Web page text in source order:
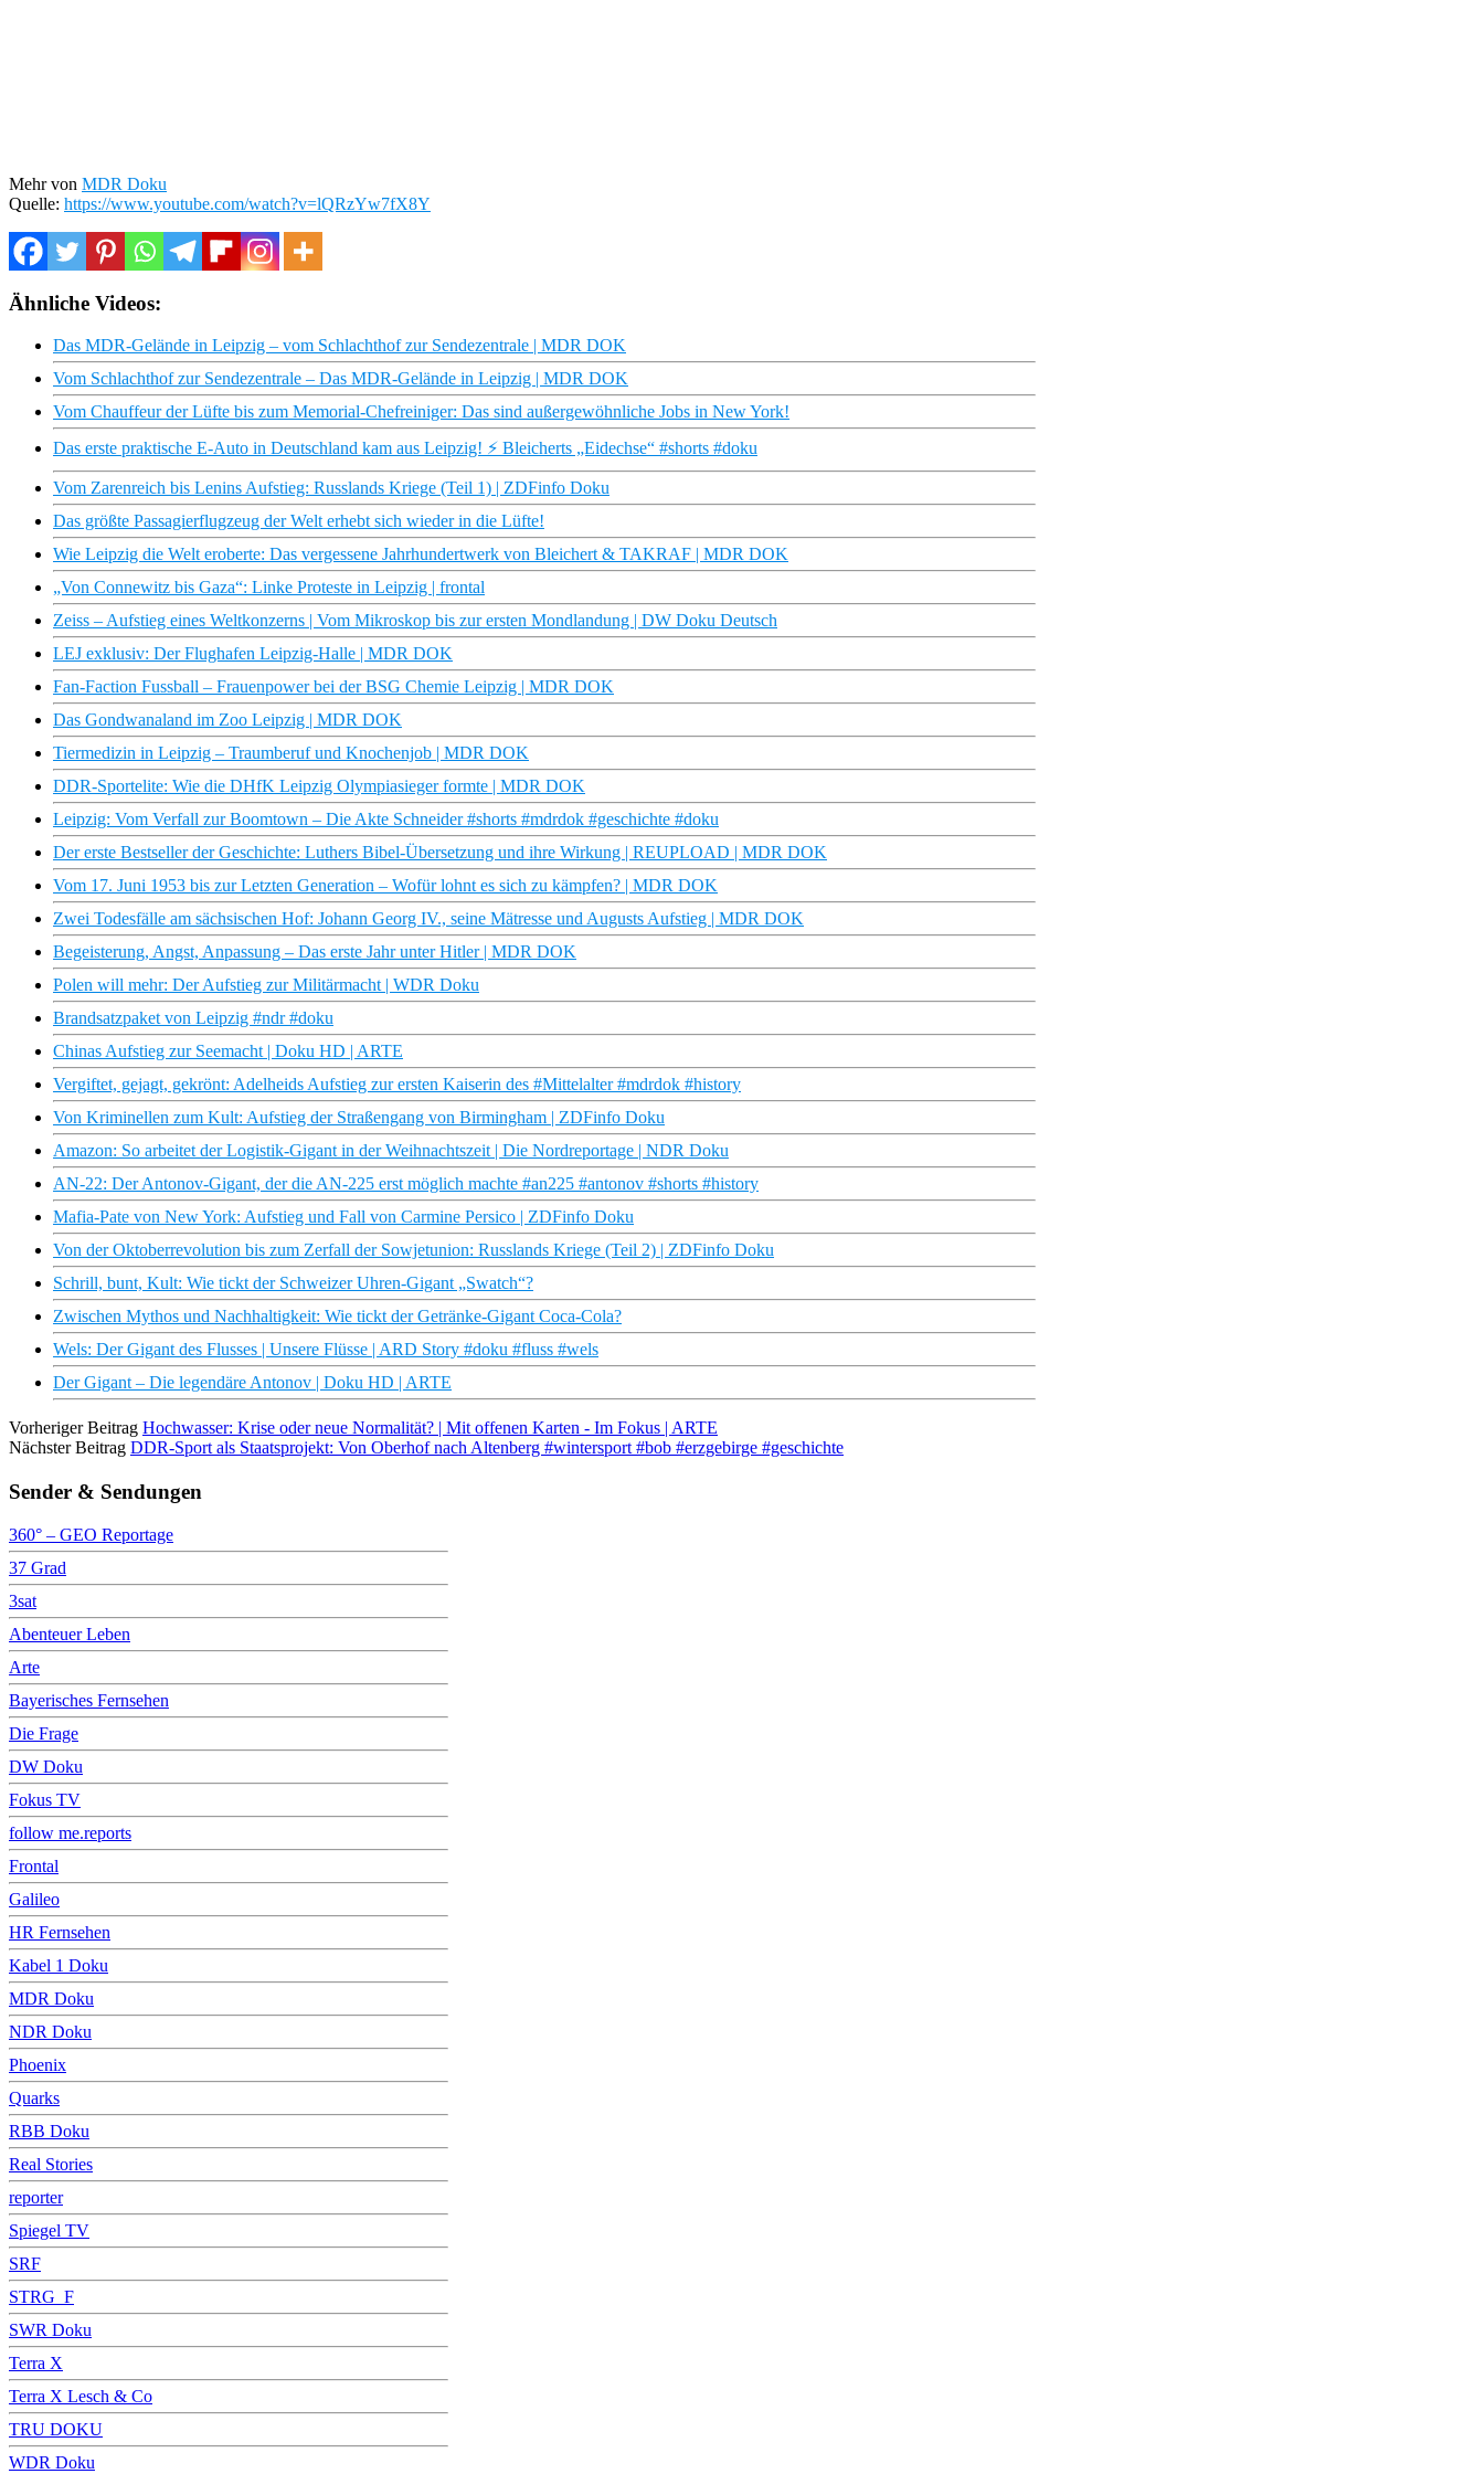
Mehr von MDR Doku
Quelle: https://www.youtube.com/watch?v=lQRzYw7fX8Y
Ähnliche Videos:
Das MDR-Gelände in Leipzig – vom Schlachthof zur Sendezentrale | MDR DOK
Vom Schlachthof zur Sendezentrale – Das MDR-Gelände in Leipzig | MDR DOK
Vom Chauffeur der Lüfte bis zum Memorial-Chefreiniger: Das sind außergewöhnliche Jobs in New York!
Das erste praktische E-Auto in Deutschland kam aus Leipzig! ⚡ Bleicherts „Eidechse“ #shorts #doku
Vom Zarenreich bis Lenins Aufstieg: Russlands Kriege (Teil 1) | ZDFinfo Doku
Das größte Passagierflugzeug der Welt erhebt sich wieder in die Lüfte!
Wie Leipzig die Welt eroberte: Das vergessene Jahrhundertwerk von Bleichert & TAKRAF | MDR DOK
„Von Connewitz bis Gaza“: Linke Proteste in Leipzig | frontal
Zeiss – Aufstieg eines Weltkonzerns | Vom Mikroskop bis zur ersten Mondlandung | DW Doku Deutsch
LEJ exklusiv: Der Flughafen Leipzig-Halle | MDR DOK
Fan-Faction Fussball – Frauenpower bei der BSG Chemie Leipzig | MDR DOK
Das Gondwanaland im Zoo Leipzig | MDR DOK
Tiermedizin in Leipzig – Traumberuf und Knochenjob | MDR DOK
DDR-Sportelite: Wie die DHfK Leipzig Olympiasieger formte | MDR DOK
Leipzig: Vom Verfall zur Boomtown – Die Akte Schneider #shorts #mdrdok #geschichte #doku
Der erste Bestseller der Geschichte: Luthers Bibel-Übersetzung und ihre Wirkung | REUPLOAD | MDR DOK
Vom 17. Juni 1953 bis zur Letzten Generation – Wofür lohnt es sich zu kämpfen? | MDR DOK
Zwei Todesfälle am sächsischen Hof: Johann Georg IV., seine Mätresse und Augusts Aufstieg | MDR DOK
Begeisterung, Angst, Anpassung – Das erste Jahr unter Hitler | MDR DOK
Polen will mehr: Der Aufstieg zur Militärmacht | WDR Doku
Brandsatzpaket von Leipzig #ndr #doku
Chinas Aufstieg zur Seemacht | Doku HD | ARTE
Vergiftet, gejagt, gekrönt: Adelheids Aufstieg zur ersten Kaiserin des #Mittelalter #mdrdok #history
Von Kriminellen zum Kult: Aufstieg der Straßengang von Birmingham | ZDFinfo Doku
Amazon: So arbeitet der Logistik-Gigant in der Weihnachtszeit | Die Nordreportage | NDR Doku
AN-22: Der Antonov-Gigant, der die AN-225 erst möglich machte #an225 #antonov #shorts #history
Mafia-Pate von New York: Aufstieg und Fall von Carmine Persico | ZDFinfo Doku
Von der Oktoberrevolution bis zum Zerfall der Sowjetunion: Russlands Kriege (Teil 2) | ZDFinfo Doku
Schrill, bunt, Kult: Wie tickt der Schweizer Uhren-Gigant „Swatch“?
Zwischen Mythos und Nachhaltigkeit: Wie tickt der Getränke-Gigant Coca-Cola?
Wels: Der Gigant des Flusses | Unsere Flüsse | ARD Story #doku #fluss #wels
Der Gigant – Die legendäre Antonov | Doku HD | ARTE
Vorheriger Beitrag Hochwasser: Krise oder neue Normalität? | Mit offenen Karten - Im Fokus | ARTE
Nächster Beitrag DDR-Sport als Staatsprojekt: Von Oberhof nach Altenberg #wintersport #bob #erzgebirge #geschichte
Sender & Sendungen
360° – GEO Reportage
37 Grad
3sat
Abenteuer Leben
Arte
Bayerisches Fernsehen
Die Frage
DW Doku
Fokus TV
follow me.reports
Frontal
Galileo
HR Fernsehen
Kabel 1 Doku
MDR Doku
NDR Doku
Phoenix
Quarks
RBB Doku
Real Stories
reporter
Spiegel TV
SRF
STRG_F
SWR Doku
Terra X
Terra X Lesch & Co
TRU DOKU
WDR Doku